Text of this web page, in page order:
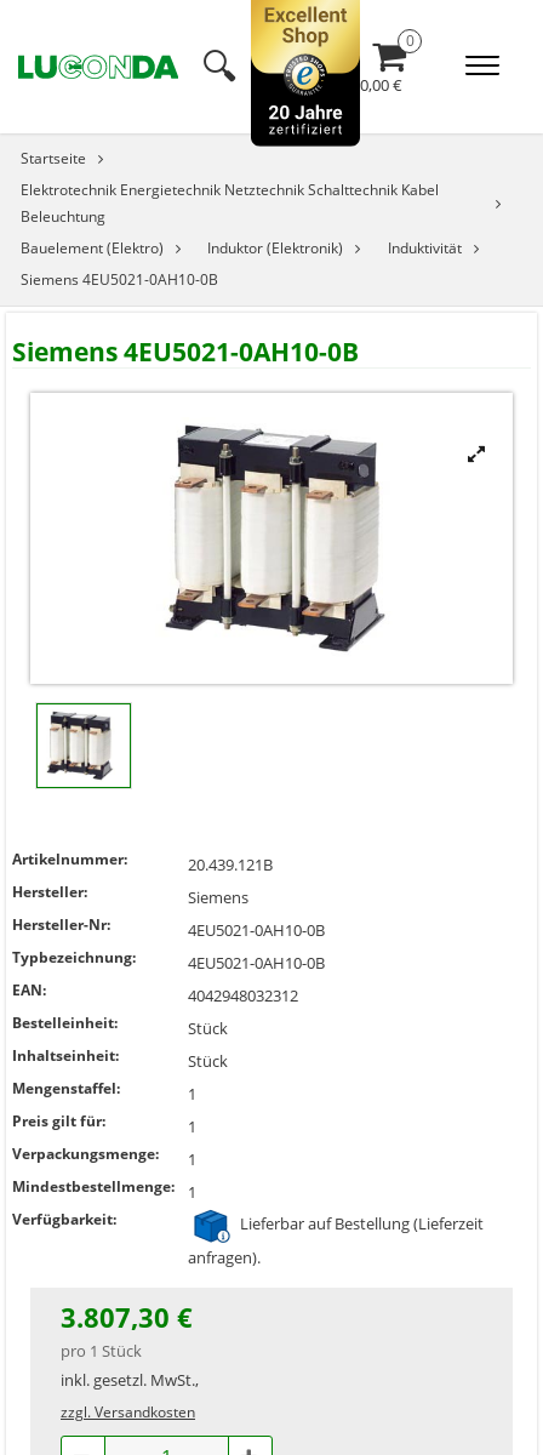
🔍︎ 0,00 €
Startseite
Elektrotechnik Energietechnik Netztechnik Schalttechnik Kabel
Beleuchtung
Bauelement (Elektro)
Induktor (Elektronik)
Induktivität
Siemens 4EU5021-0AH10-0B
Siemens 4EU5021-0AH10-0B

Artikelnummer: 20.439.121B
Hersteller: Siemens
Hersteller-Nr: 4EU5021-0AH10-0B
Typbezeichnung: 4EU5021-0AH10-0B
EAN: 4042948032312
Bestelleinheit: Stück
Inhaltseinheit: Stück
Mengenstaffel: 1
Preis gilt für: 1
Verpackungsmenge: 1
Mindestbestellmenge: 1
Verfügbarkeit:
Lieferbar auf Bestellung (Lieferzeit
anfragen).
3.807,30 €
pro 1 Stück
inkl. gesetzl. MwSt.,
zzgl. Versandkosten